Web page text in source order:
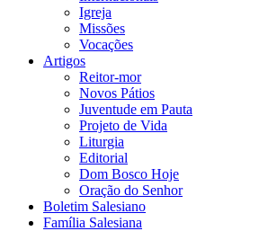
Igreja
Missões
Vocações
Artigos
Reitor-mor
Novos Pátios
Juventude em Pauta
Projeto de Vida
Liturgia
Editorial
Dom Bosco Hoje
Oração do Senhor
Boletim Salesiano
Família Salesiana